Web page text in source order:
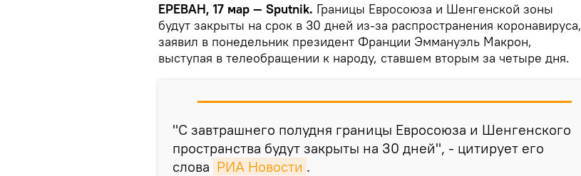
ЕРЕВАН, 17 мар — Sputnik. Границы Евросоюза и Шенгенской зоны
будут закрыты на срок в 30 дней из-за распространения коронавируса,
заявил в понедельник президент Франции Эммануэль Макрон,
выступая в телеобращении к народу, ставшем вторым за четыре дня.
"С завтрашнего полудня границы Евросоюза и Шенгенского
пространства будут закрыты на 30 дней", - цитирует его
слова РИА Новости .